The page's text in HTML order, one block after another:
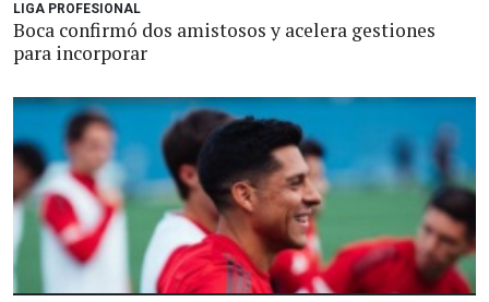
LIGA PROFESIONAL
Boca confirmó dos amistosos y acelera gestiones
para incorporar